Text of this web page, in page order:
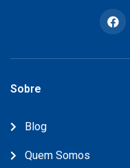
Sobre
Blog
Quem Somos